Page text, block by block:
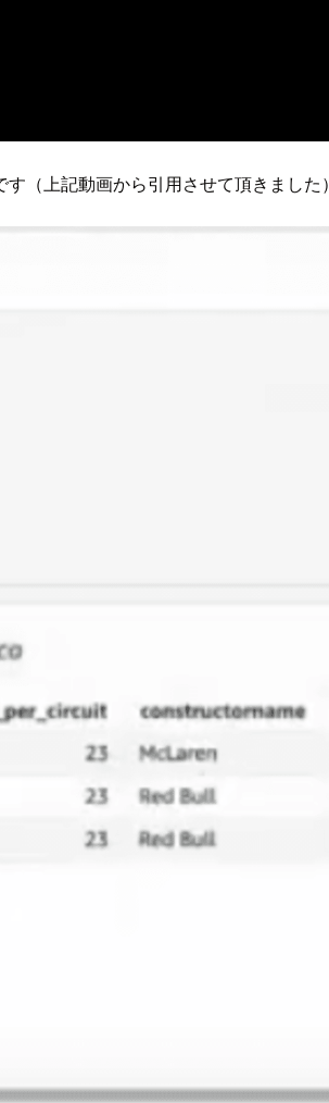
（上記動画から引用させて頂きました）